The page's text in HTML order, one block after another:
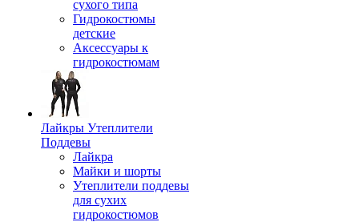
сухого типа
Гидрокостюмы
детские
Аксессуары к
гидрокостюмам
Лайкры Утеплители
Поддевы
Лайкра
Майки и шорты
Утеплители поддевы
для сухих
гидрокостюмов